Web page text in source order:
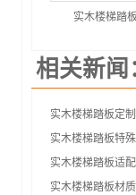
实木楼梯踏
相关新闻
实木楼梯踏板定
实木楼梯踏板特
实木楼梯踏板适
实木楼梯踏板材